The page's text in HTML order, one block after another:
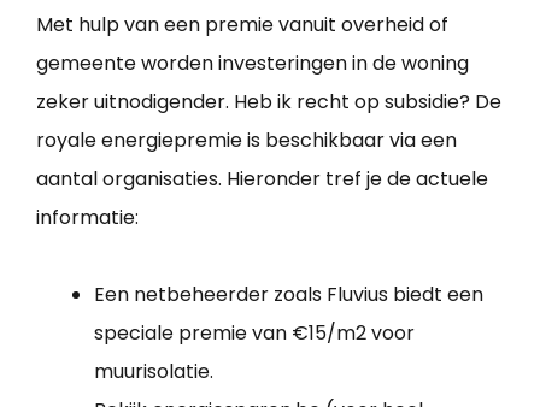
Met hulp van een premie vanuit overheid of
gemeente worden investeringen in de woning
zeker uitnodigender. Heb ik recht op subsidie? De
royale energiepremie is beschikbaar via een
aantal organisaties. Hieronder tref je de actuele
informatie:
Een netbeheerder zoals Fluvius biedt een
speciale premie van €15/m2 voor
muurisolatie.